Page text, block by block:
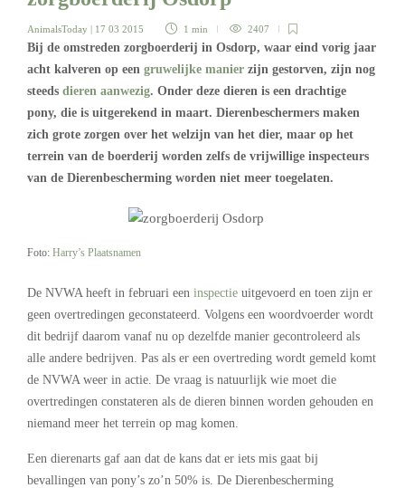
AnimalsToday | 17 03 2015 1 min 2407
Bij de omstreden zorgboerderij in Osdorp, waar eind vorig jaar
acht kalveren op een gruwelijke manier zijn gestorven, zijn nog
steeds dieren aanwezig. Onder deze dieren is een drachtige
pony, die is uitgerekend in maart. Dierenbeschermers maken
zich grote zorgen over het welzijn van het dier, maar op het
terrein van de boerderij worden zelfs de vrijwillige inspecteurs
van de Dierenbescherming worden niet meer toegelaten.
Foto: Harry’s Plaatsnamen
De NVWA heeft in februari een inspectie uitgevoerd en toen zijn er
geen overtredingen geconstateerd. Volgens een woordvoerder wordt
dit bedrijf daarom vanaf nu op dezelfde manier gecontroleerd als
alle andere bedrijven. Pas als er een overtreding wordt gemeld komt
de NVWA weer in actie. De vraag is natuurlijk wie moet die
overtredingen constateren als de dieren binnen worden gehouden en
niemand meer het terrein op mag komen.
Een dierenarts gaf aan dat de kans dat er iets mis gaat bij
bevallingen van pony’s zo’n 50% is. De Dierenbescherming